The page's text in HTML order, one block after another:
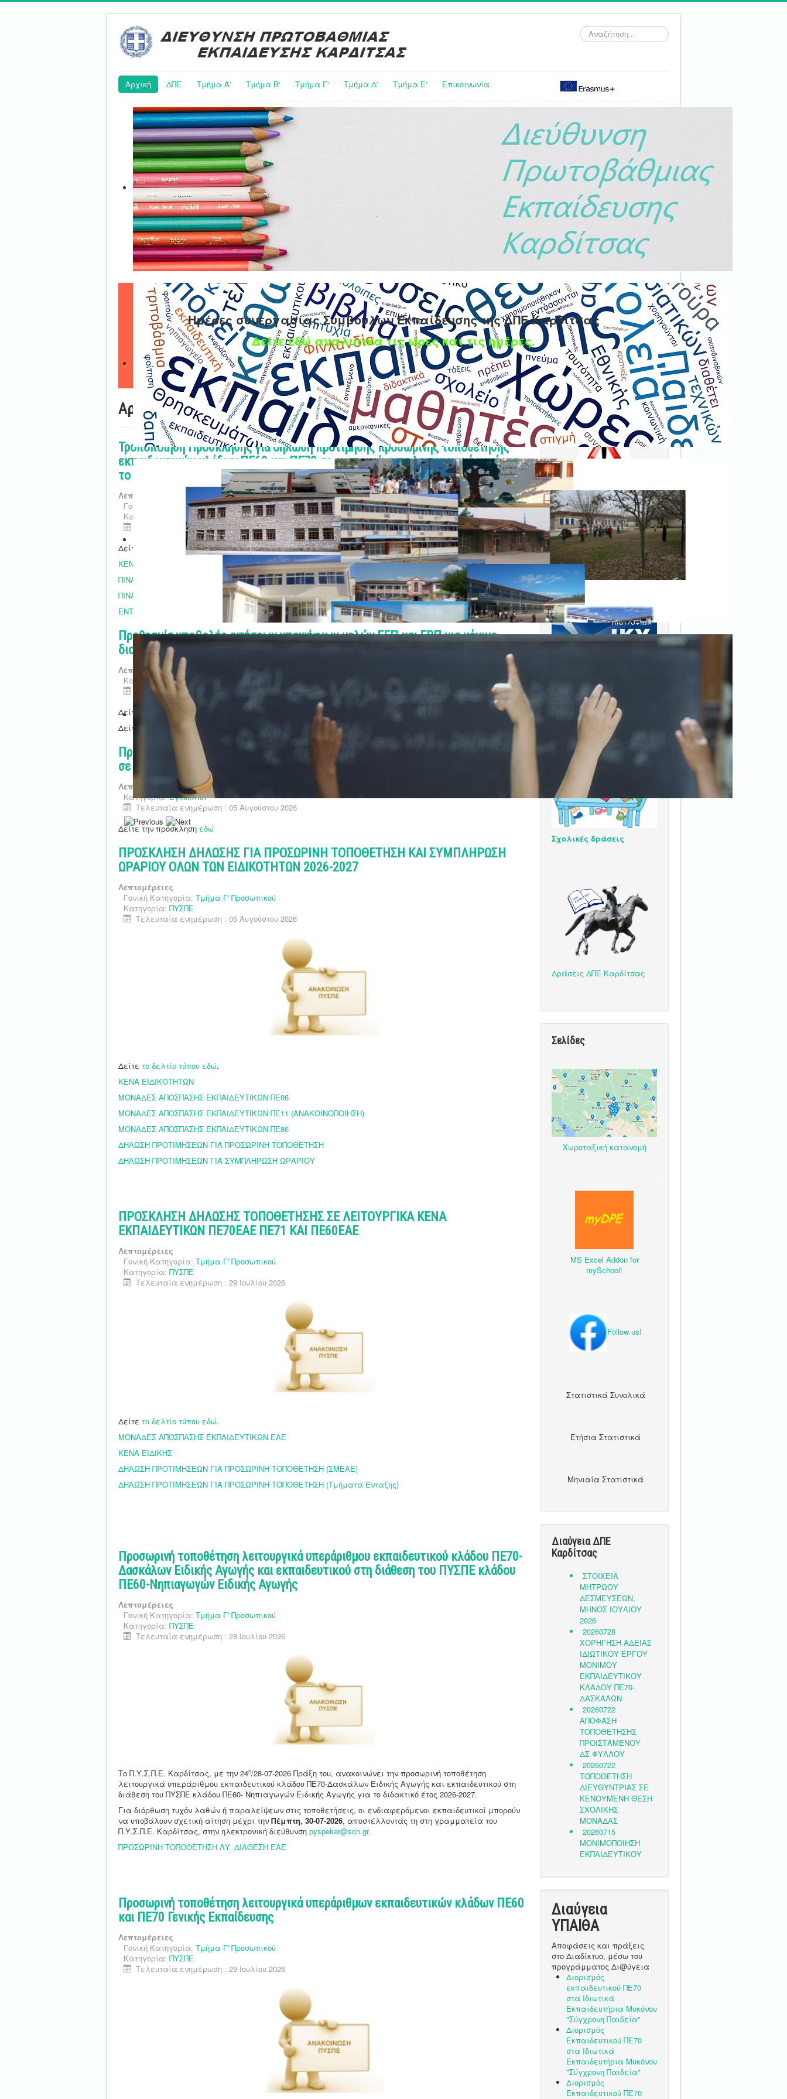
Αναζήτηση...
Αρχική ΔΠΕ Τμήμα Α' Τμήμα Β' Τμήμα Γ' Τμήμα Δ' Τμήμα E' Επικοινωνία
Ημέρες συνεργασίας Συμβούλων Εκπαίδευσης της ΔΠΕ Καρδίτσας
Δείτε εδώ αναλυτικά τις ώρες και τις ημέρες.
Αρχική
Τροποποίηση Πρόσκλησης για δήλωση προτίμησης προσωρινής τοποθέτησης
εκπαιδευτικών κλάδων ΠΕ60 και ΠΕ70 σε εναπομείναντα λειτουργικά κενά για
το διδακτικό έτος 2026-2027
Λεπτομέρειες
Γονική Κατηγορία:Νέα - Ανακοινώσεις
Κατηγορία:
ΠΥΣΠΕ Ανακοινώσεις
Τελευταία ενημέρωση : 05 Αυγούστου 2026
Δείτε την πρόσκλησηεδώ
ΚΕΝΑ ΓΕΝΙΚΗΣ
ΠΙΝΑΚΑΣ ΜΟΝΑΔΩΝ ΕΚΠΑΙΔΕΥΤΙΚΩΝ ΣΤΗ ΔΙΑΘΕΣΗ
ΠΙΝΑΚΑΣ ΜΟΝΑΔΩΝ ΑΠΟΣΠΑΣΗΣ
ΕΝΤΥΠΟ ΔΗΛΩΣΗΣ
Προθεσμία υποβολής αιτήσεων υποψήφιων μελών ΕΕΠ και ΕΒΠ για μόνιμο
διορισμό σε κενές οργανικές θέσεις Πρωτοβάθμιας και Δευτεροβάθμιας
Λεπτομέρειες
Κατηγορία:Εγκύκλιοι
Τελευταία ενημέρωση : 05 Αυγούστου 2026
Δείτε την πρόσκληση
Δείτε την Υπουργική Απόφαση
Προθεσμία υποβολής αιτήσεων υποψήφιων εκπαιδευτικών για μόνιμο διορισμό
σε κενές οργανικές θέσεις Πρωτοβάθμιας και Δευτεροβάθμια
Λεπτομέρειες
Κατηγορία:Εγκύκλιοι
Τελευταία ενημέρωση : 05 Αυγούστου 2026
Δείτε την πρόσκληση εδώ
ΠΡΟΣΚΛΗΣΗ ΔΗΛΩΣΗΣ ΓΙΑ ΠΡΟΣΩΡΙΝΗ ΤΟΠΟΘΕΤΗΣΗ ΚΑΙ ΣΥΜΠΛΗΡΩΣΗ
ΩΡΑΡΙΟΥ ΟΛΩΝ ΤΩΝ ΕΙΔΙΚΟΤΗΤΩΝ 2026-2027
Λεπτομέρειες
Γονική Κατηγορία: Τμήμα Γ' Προσωπικού
Κατηγορία: ΠΥΣΠΕ
Τελευταία ενημέρωση : 05 Αυγούστου 2026
Δείτε το δελτίο τύπου εδώ.
ΚΕΝΑ ΕΙΔΙΚΟΤΗΤΩΝ
ΜΟΝΑΔΕΣ ΑΠΟΣΠΑΣΗΣ ΕΚΠΑΙΔΕΥΤΙΚΩΝ ΠΕ06
ΜΟΝΑΔΕΣ ΑΠΟΣΠΑΣΗΣ ΕΚΠΑΙΔΕΥΤΙΚΩΝ ΠΕ11 (ΑΝΑΚΟΙΝΟΠΟΙΗΣΗ)
ΜΟΝΑΔΕΣ ΑΠΟΣΠΑΣΗΣ ΕΚΠΑΙΔΕΥΤΙΚΩΝ ΠΕ86
ΔΗΛΩΣΗ ΠΡΟΤΙΜΗΣΕΩΝ ΓΙΑ ΠΡΟΣΩΡΙΝΗ ΤΟΠΟΘΕΤΗΣΗ
ΔΗΛΩΣΗ ΠΡΟΤΙΜΗΣΕΩΝ ΓΙΑ ΣΥΜΠΛΗΡΩΣΗ ΩΡΑΡΙΟΥ
ΠΡΟΣΚΛΗΣΗ ΔΗΛΩΣΗΣ ΤΟΠΟΘΕΤΗΣΗΣ ΣΕ ΛΕΙΤΟΥΡΓΙΚΑ ΚΕΝΑ
ΕΚΠΑΙΔΕΥΤΙΚΩΝ ΠΕ70ΕΑΕ ΠΕ71 ΚΑΙ ΠΕ60ΕΑΕ
Λεπτομέρειες
Γονική Κατηγορία: Τμήμα Γ' Προσωπικού
Κατηγορία: ΠΥΣΠΕ
Τελευταία ενημέρωση : 29 Ιουλίου 2026
Δείτε το δελτίο τύπου εδώ.
ΜΟΝΑΔΕΣ ΑΠΟΣΠΑΣΗΣ ΕΚΠΑΙΔΕΥΤΙΚΩΝ ΕΑΕ
ΚΕΝΑ ΕΙΔΙΚΗΣ
ΔΗΛΩΣΗ ΠΡΟΤΙΜΗΣΕΩΝ ΓΙΑ ΠΡΟΣΩΡΙΝΗ ΤΟΠΟΘΕΤΗΣΗ (ΣΜΕΑΕ)
ΔΗΛΩΣΗ ΠΡΟΤΙΜΗΣΕΩΝ ΓΙΑ ΠΡΟΣΩΡΙΝΗ ΤΟΠΟΘΕΤΗΣΗ (Τμήματα Ένταξης)
Προσωρινή τοποθέτηση λειτουργικά υπεράριθμου εκπαιδευτικού κλάδου ΠΕ70-
Δασκάλων Ειδικής Αγωγής και εκπαιδευτικού στη διάθεση του ΠΥΣΠΕ κλάδου
ΠΕ60-Νηπιαγωγών Ειδικής Αγωγής
Λεπτομέρειες
Γονική Κατηγορία: Τμήμα Γ' Προσωπικού
Κατηγορία: ΠΥΣΠΕ
Τελευταία ενημέρωση : 28 Ιουλίου 2026
Το Π.Υ.Σ.Π.Ε. Καρδίτσας, με την 24η/28-07-2026 Πράξη του, ανακοινώνει την προσωρινή τοποθέτηση
λειτουργικά υπεράριθμου εκπαιδευτικού κλάδου ΠΕ70-Δασκάλων Ειδικής Αγωγής και εκπαιδευτικού στη
διάθεση του ΠΥΣΠΕ κλάδου ΠΕ60- Νηπιαγωγών Ειδικής Αγωγής για το διδακτικό έτος 2026-2027.
Για διόρθωση τυχόν λαθών ή παραλείψεων στις τοποθετήσεις, οι ενδιαφερόμενοι εκπαιδευτικοί μπορούν
να υποβάλουν σχετική αίτηση μέχρι την Πέμπτη, 30-07-2026, αποστέλλοντάς τη στη γραμματεία του
Π.Υ.Σ.Π.Ε. Καρδίτσας, στην ηλεκτρονική διεύθυνση pyspekar@sch.gr.
ΠΡΟΣΩΡΙΝΗ ΤΟΠΟΘΕΤΗΣΗ ΛΥ_ΔΙΑΘΕΣΗ ΕΑΕ
Προσωρινή τοποθέτηση λειτουργικά υπεράριθμων εκπαιδευτικών κλάδων ΠΕ60
και ΠΕ70 Γενικής Εκπαίδευσης
Λεπτομέρειες
Γονική Κατηγορία: Τμήμα Γ' Προσωπικού
Κατηγορία: ΠΥΣΠΕ
Τελευταία ενημέρωση : 29 Ιουλίου 2026
Ψηφιακή βεβαίωση
εγγράφου
'Ολα τα έγγραφα προς τις
δημόσιες υπηρεσίες πρέπει
να είναι ψηφιακά
υπογεγραμμένα.
Ξεκινήστε εδώ.
Διαβάστε την αντίστοιχη
νομοθεσίαεδώ
Erasmus+
Σχολικές δράσεις
Δράσεις ΔΠΕ Καρδίτσας
Σελίδες
Χωροταξική κατανομή
MS Excel Addon for
mySchool!
Follow us!
Στατιστικά Συνολικά
Ετήσια Στατιστικά
Μηνιαία Στατιστικά
Διαύγεια ΔΠΕ
Καρδίτσας
Διαύγεια
ΥΠΑΙΘA
Αποφάσεις και πράξεις
στο Διαδίκτυο, μέσω του
προγράμματος Δι@ύγεια
Διορισμός
εκπαιδευτικού ΠΕ70
στα Ιδιωτικά
Εκπαιδευτήρια Μυκόνου
"Σύγχρονη Παιδεία"
Διορισμός
Εκπαιδευτικού ΠΕ70
στα Ιδιωτικά
Εκπαιδευτήρια Μυκόνου
"Σύγχρονη Παιδεία"
Διορισμός
Εκπαιδευτικού ΠΕ70